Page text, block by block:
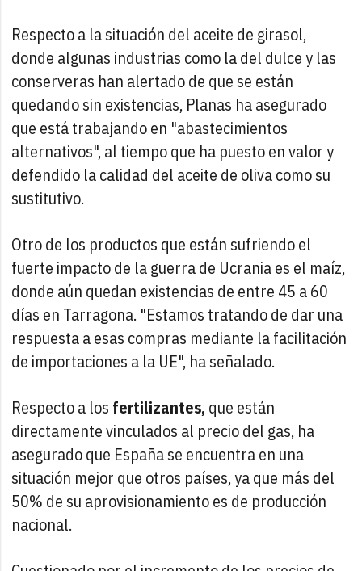
Respecto a la situación del aceite de girasol,
donde algunas industrias como la del dulce y las
conserveras han alertado de que se están
quedando sin existencias, Planas ha asegurado
que está trabajando en "abastecimientos
alternativos", al tiempo que ha puesto en valor y
defendido la calidad del aceite de oliva como su
sustitutivo.
Otro de los productos que están sufriendo el
fuerte impacto de la guerra de Ucrania es el maíz,
donde aún quedan existencias de entre 45 a 60
días en Tarragona. "Estamos tratando de dar una
respuesta a esas compras mediante la facilitación
de importaciones a la UE", ha señalado.
Respecto a los fertilizantes, que están
directamente vinculados al precio del gas, ha
asegurado que España se encuentra en una
situación mejor que otros países, ya que más del
50% de su aprovisionamiento es de producción
nacional.